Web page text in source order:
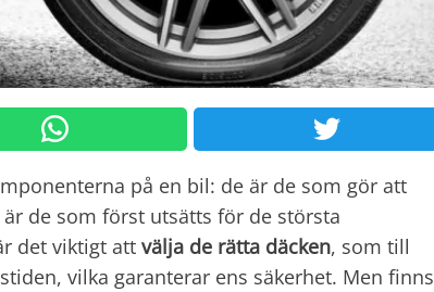
på en bil: de är de som gör att
de som först utsätts för de största
det viktigt att välja de rätta däcken, som till
vilka garanterar ens säkerhet. Men finns